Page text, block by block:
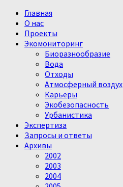
Главная
О нас
Проекты
Экомониторинг
Биоразнообразие
Вода
Отходы
Атмосферный воздух
Карьеры
Экобезопасность
Урбанистика
Экспертиза
Запросы и ответы
Архивы
2002
2003
2004